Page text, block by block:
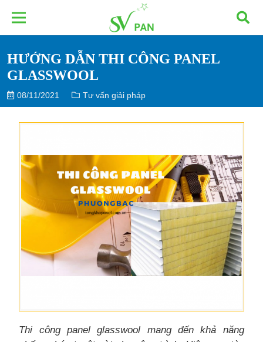
HƯỚNG DẪN THI CÔNG PANEL
GLASSWOOL
08/11/2021 Tư vấn giải pháp
Thi công panel glasswool mang đến khả năng